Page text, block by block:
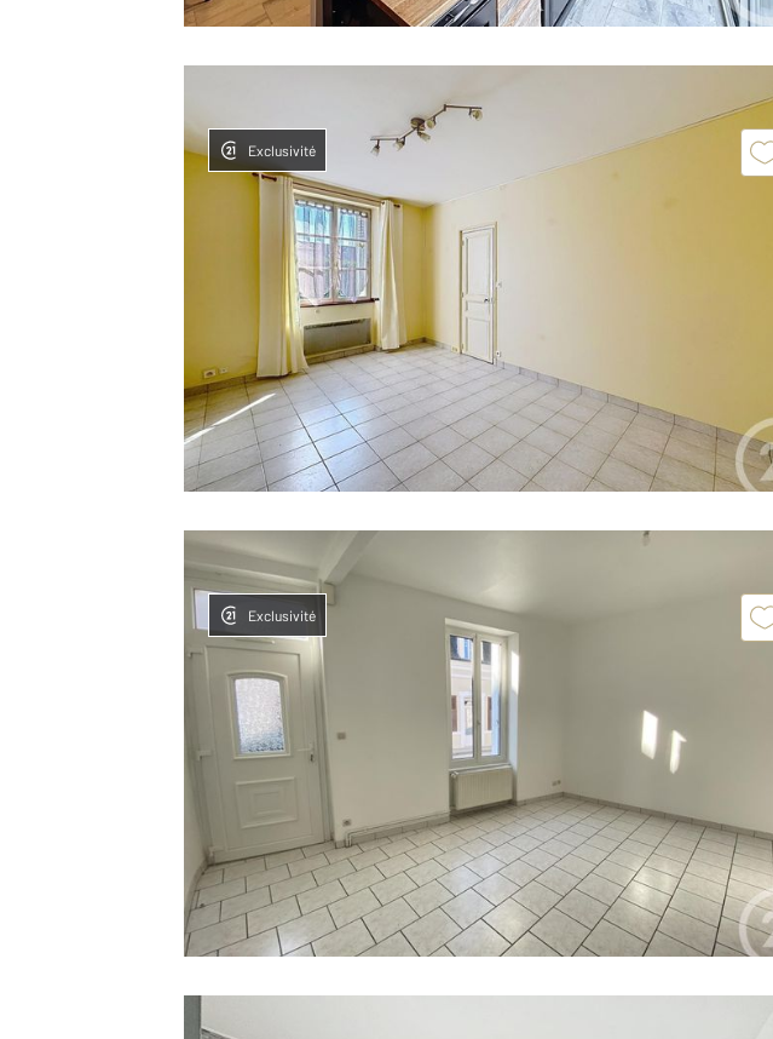
Exclusivité
Exclusivité